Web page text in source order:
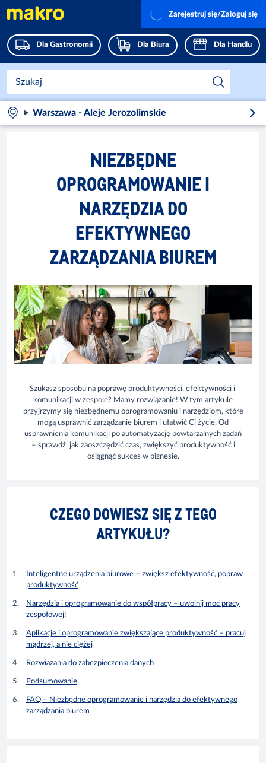
Dla Gastronomii Dla Biura Dla Handlu
Zarejestruj się/Zaloguj się
Warszawa - Aleje Jerozolimskie
NIEZBĘDNE
OPROGRAMOWANIE I
NARZĘDZIA DO
EFEKTYWNEGO
ZARZĄDZANIA BIUREM
Szukasz sposobu na poprawę produktywności, efektywności i
komunikacji w zespole? Mamy rozwiązanie! W tym artykule
przyjrzymy się niezbędnemu oprogramowaniu i narzędziom, które
mogą usprawnić zarządzanie biurem i ułatwić Ci życie. Od
usprawnienia komunikacji po automatyzację powtarzalnych zadań
– sprawdź, jak zaoszczędzić czas, zwiększyć produktywność i
osiągnąć sukces w biznesie.
CZEGO DOWIESZ SIĘ Z TEGO
ARTYKUŁU?
Inteligentne urządzenia biurowe – zwiększ efektywność, popraw
produktywność
Narzędzia i oprogramowanie do współpracy – uwolnij moc pracy
zespołowej!
Aplikacje i oprogramowanie zwiększające produktywność – pracuj
mądrzej, a nie ciężej
Rozwiązania do zabezpieczenia danych
Podsumowanie
FAQ – Niezbędne oprogramowanie i narzędzia do efektywnego
zarządzania biurem